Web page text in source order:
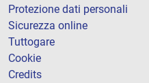
Protezione dati personali
Sicurezza online
Tuttogare
Cookie
Credits